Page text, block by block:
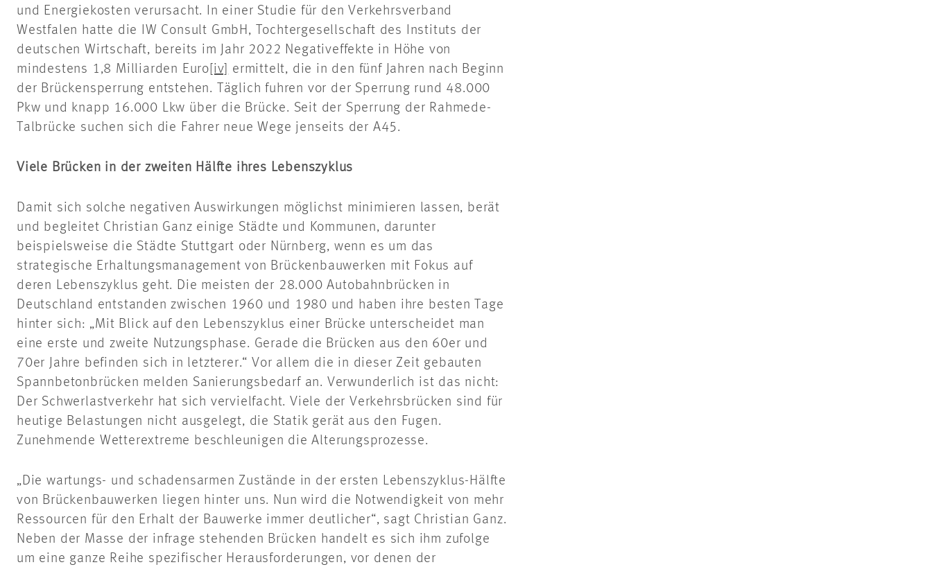
und Energiekosten verursacht. In einer Studie für den Verkehrsverband
Westfalen hatte die IW Consult GmbH, Tochtergesellschaft des Instituts der
deutschen Wirtschaft, bereits im Jahr 2022 Negativeffekte in Höhe von
mindestens 1,8 Milliarden Euro [iv]
ermittelt, die in den fünf Jahren nach Beginn
der Brückensperrung entstehen. Täglich fuhren vor der Sperrung rund 48.000
Pkw und knapp 16.000 Lkw über die Brücke. Seit der Sperrung der Rahmede-
Talbrücke suchen sich die Fahrer neue Wege jenseits der A45.
Viele Brücken in der zweiten Hälfte ihres Lebenszyklus
Damit sich solche negativen Auswirkungen möglichst minimieren lassen, berät
und begleitet Christian Ganz einige Städte und Kommunen, darunter
beispielsweise die Städte Stuttgart oder Nürnberg, wenn es um das
strategische Erhaltungsmanagement von Brückenbauwerken mit Fokus auf
deren Lebenszyklus geht. Die meisten der 28.000 Autobahnbrücken in
Deutschland entstanden zwischen 1960 und 1980 und haben ihre besten Tage
hinter sich: „Mit Blick auf den Lebenszyklus einer Brücke unterscheidet man
eine erste und zweite Nutzungsphase. Gerade die Brücken aus den 60er und
70er Jahre befinden sich in letzterer.“ Vor allem die in dieser Zeit gebauten
Spannbetonbrücken melden Sanierungsbedarf an. Verwunderlich ist das nicht:
Der Schwerlastverkehr hat sich vervielfacht. Viele der Verkehrsbrücken sind für
heutige Belastungen nicht ausgelegt, die Statik gerät aus den Fugen.
Zunehmende Wetterextreme beschleunigen die Alterungsprozesse.
„Die wartungs- und schadensarmen Zustände in der ersten Lebenszyklus-Hälfte
von Brückenbauwerken liegen hinter uns. Nun wird die Notwendigkeit von mehr
Ressourcen für den Erhalt der Bauwerke immer deutlicher“, sagt Christian Ganz.
Neben der Masse der infrage stehenden Brücken handelt es sich ihm zufolge
um eine ganze Reihe spezifischer Herausforderungen, vor denen der